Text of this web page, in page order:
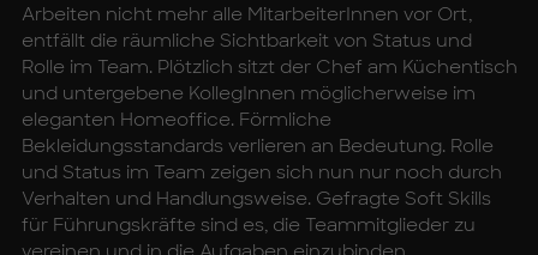
Arbeiten nicht mehr alle MitarbeiterInnen vor Ort,
entfällt die räumliche Sichtbarkeit von Status und
Rolle im Team. Plötzlich sitzt der Chef am Küchentisch
und untergebene KollegInnen möglicherweise im
eleganten Homeoffice. Förmliche
Bekleidungsstandards verlieren an Bedeutung. Rolle
und Status im Team zeigen sich nun nur noch durch
Verhalten und Handlungsweise. Gefragte Soft Skills
für Führungskräfte sind es, die Teammitglieder zu